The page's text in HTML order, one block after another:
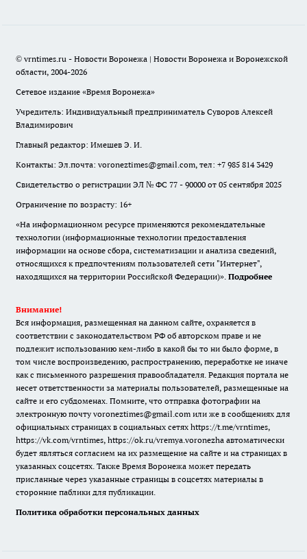
© vrntimes.ru - Новости Воронежа | Новости Воронежа и Воронежской
области, 2004-2026
Сетевое издание «Время Воронежа»
Учредитель: Индивидуальный предприниматель Суворов Алексей
Владимирович
Главный редактор: Имешев Э. И.
Контакты: Эл.почта: voroneztimes@gmail.com, тел: +7 985 814 3429
Свидетельство о регистрации ЭЛ № ФС 77 - 90000 от 05 сентября 2025
Ограничение по возрасту: 16+
«На информационном ресурсе применяются рекомендательные
технологии (информационные технологии предоставления
информации на основе сбора, систематизации и анализа сведений,
относящихся к предпочтениям пользователей сети "Интернет",
находящихся на территории Российской Федерации)». Подробнее
Внимание!
Вся информация, размещенная на данном сайте, охраняется в
соответствии с законодательством РФ об авторском праве и не
подлежит использованию кем-либо в какой бы то ни было форме, в
том числе воспроизведению, распространению, переработке не иначе
как с письменного разрешения правообладателя. Редакция портала не
несет ответственности за материалы пользователей, размещенные на
сайте и его субдоменах. Помните, что отправка фотографии на
электронную почту voroneztimes@gmail.com или же в сообщениях для
официальных страницах в социальных сетях https://t.me/vrntimes,
https://vk.com/vrntimes, https://ok.ru/vremya.voronezha автоматически
будет являться согласием на их размещение на сайте и на страницах в
указанных соцсетях. Также Время Воронежа может передать
присланные через указанные страницы в соцсетях материалы в
сторонние паблики для публикации.
Политика обработки персональных данных